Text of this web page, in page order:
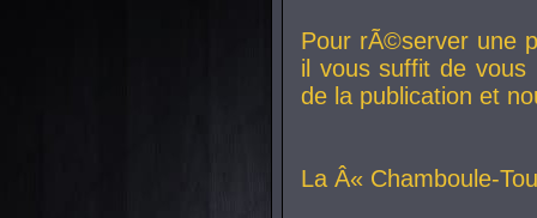
Pour rÃ©server une
il vous suffit de vous
de la publication et
La Â« Chamboule-